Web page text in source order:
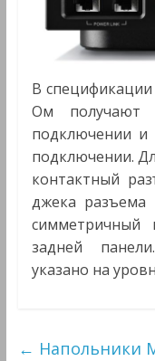
В
Ом
подключении
подключении.
контактный
джека разъема
симметричный
задней
указано на
← Напольники